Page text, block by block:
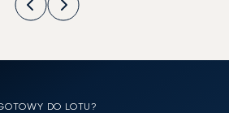
DO LOTU?